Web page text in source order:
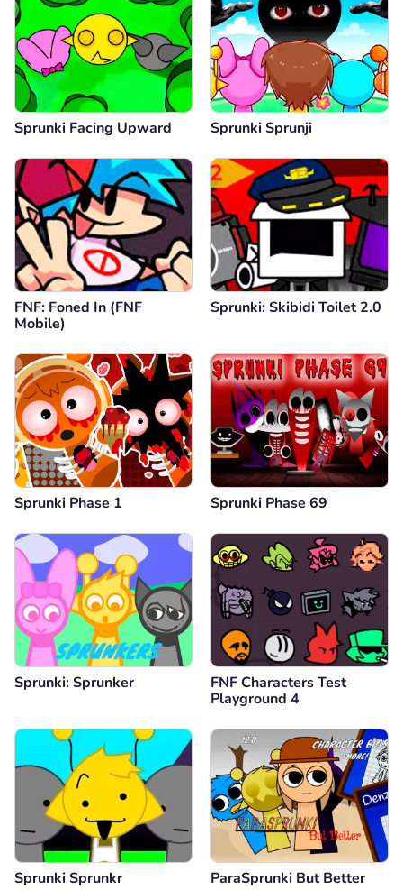
Sprunki Facing Upward Sprunki Sprunji
FNF: Foned In (FNF
Mobile)
Sprunki: Skibidi Toilet 2.0
Sprunki Phase 1 Sprunki Phase 69
Sprunki: Sprunker
FNF Characters Test
Playground 4
Sprunki Sprunkr ParaSprunki But Better